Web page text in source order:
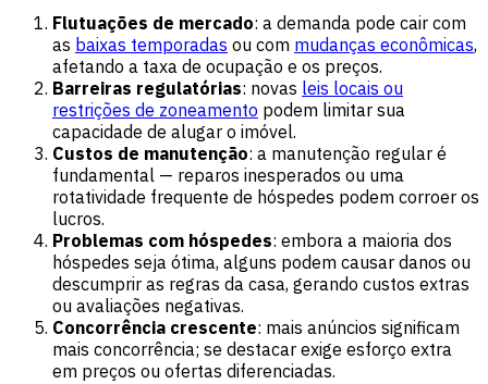
Flutuações de mercado: a demanda pode cair com
as baixas temporadas ou com mudanças econômicas,
afetando a taxa de ocupação e os preços.
Barreiras regulatórias: novas leis locais ou
restrições de zoneamento podem limitar sua
capacidade de alugar o imóvel.
Custos de manutenção: a manutenção regular é
fundamental — reparos inesperados ou uma
rotatividade frequente de hóspedes podem corroer os
lucros.
Problemas com hóspedes: embora a maioria dos
hóspedes seja ótima, alguns podem causar danos ou
descumprir as regras da casa, gerando custos extras
ou avaliações negativas.
Concorrência crescente: mais anúncios significam
mais concorrência; se destacar exige esforço extra
em preços ou ofertas diferenciadas.